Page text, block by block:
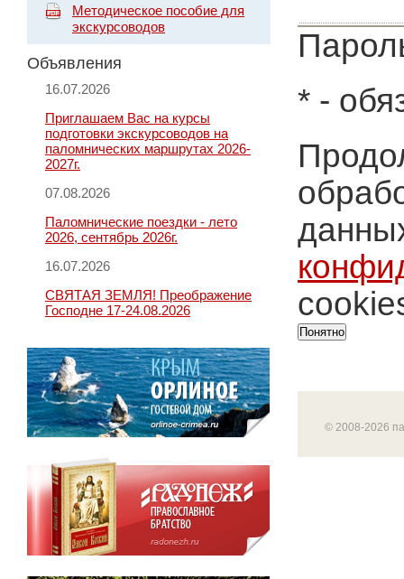
Методическое пособие для
экскурсоводов
Объявления
16.07.2026
Приглашаем Вас на курсы
подготовки экскурсоводов на
паломнических маршрутах 2026-
2027г.
07.08.2026
Паломнические поездки - лето
2026, сентябрь 2026г.
16.07.2026
СВЯТАЯ ЗЕМЛЯ! Преображение
Господне 17-24.08.2026
* -
Понятно
© 2008-2026